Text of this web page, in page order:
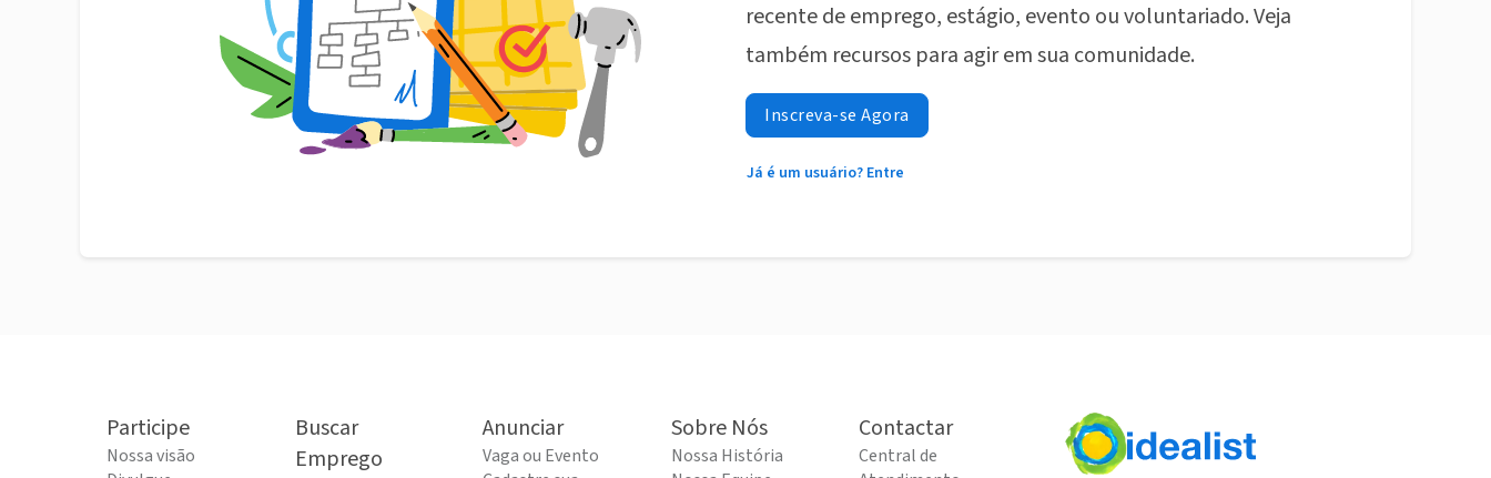
recente de emprego, estágio, evento ou voluntariado. Veja
também recursos para agir em sua comunidade.
Inscreva-se Agora
Já é um usuário? Entre
Participe
Nossa visão
Buscar
Emprego
Anunciar
Vaga ou Evento
Sobre Nós
Nossa História
Contactar
Central de